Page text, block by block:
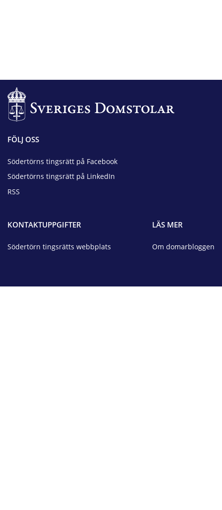
FÖLJ OSS
Södertörns tingsrätt på Facebook
Södertörns tingsrätt på LinkedIn
RSS
KONTAKTUPPGIFTER
Södertörn tingsrätts webbplats
LÄS MER
Om domarbloggen